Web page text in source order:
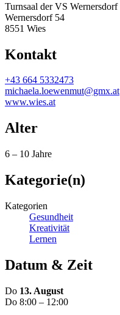
Turnsaal der VS Wernersdorf
Wernersdorf 54
8551 Wies
Kontakt
+43 664 5332473
michaela.loewenmut@gmx.at
www.wies.at
Alter
6 – 10 Jahre
Kategorie(n)
Kategorien
Gesundheit
Kreativität
Lernen
Datum & Zeit
Do 13. August
Do 8:00 – 12:00